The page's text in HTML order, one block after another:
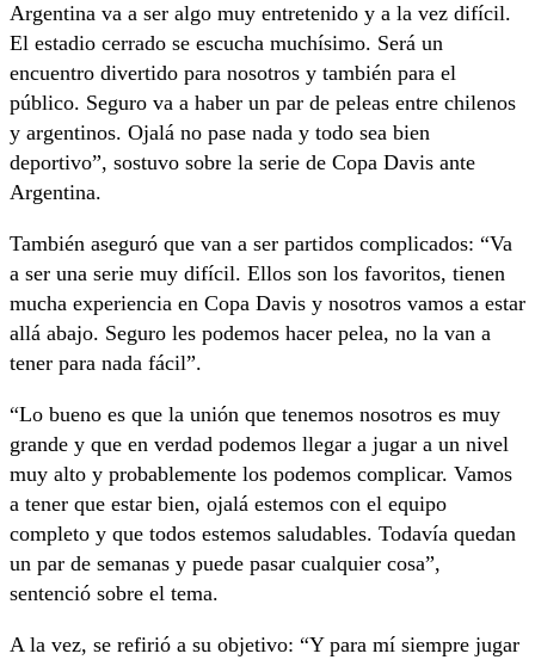
Argentina va a ser algo muy entretenido y a la vez difícil.
El estadio cerrado se escucha muchísimo. Será un
encuentro divertido para nosotros y también para el
público. Seguro va a haber un par de peleas entre chilenos
y argentinos. Ojalá no pase nada y todo sea bien
deportivo”, sostuvo sobre la serie de Copa Davis ante
Argentina.
También aseguró que van a ser partidos complicados: “Va
a ser una serie muy difícil. Ellos son los favoritos, tienen
mucha experiencia en Copa Davis y nosotros vamos a estar
allá abajo. Seguro les podemos hacer pelea, no la van a
tener para nada fácil”.
“Lo bueno es que la unión que tenemos nosotros es muy
grande y que en verdad podemos llegar a jugar a un nivel
muy alto y probablemente los podemos complicar. Vamos
a tener que estar bien, ojalá estemos con el equipo
completo y que todos estemos saludables. Todavía quedan
un par de semanas y puede pasar cualquier cosa”,
sentenció sobre el tema.
A la vez, se refirió a su objetivo: “Y para mí siempre jugar